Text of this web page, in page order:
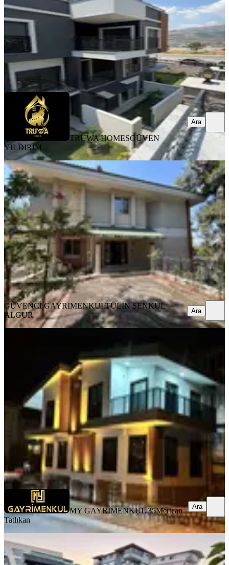
15.500.000 ₺
TRUWA HOMESGÜVEN YILDIRIM
Ara
TRUWA HOMESGÜVEN
YILDIRIM
Ara
MANZARALI
Güvenci'den Evka 3 Profesörler Sitesi
Yakını,5+2,satılık Villa
Bornova, Evka 3 Mahallesi
5+2·400 m² ·04.08.2026
135.000.000 ₺
GÜVENCİ GAYRİMENKUL TÜLİN ŞENKUL ALGUR
Ara
GÜVENCİ GAYRİMENKULTÜLİN ŞENKUL
ALGUR
Ara
Atatürk Mahallesinde Köşe Konumda
4+1 Tripleks Villa
Bornova, Atatürk Mahallesi
·200 m² 27.07.2026
19.750.000 ₺
MY GAYRİMENKUL 35 Mertcan Tatlıkan
Ara
MY GAYRİMENKUL 35Mertcan
Tatlıkan
Ara
Atatürk Mahallesinde Havuzlu,geniş
Bahçeli Lüks 5+1 Villa